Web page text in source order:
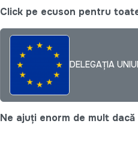
Click pe ecuson pentru
DELEGAȚIA
Ne ajuți enorm de mult